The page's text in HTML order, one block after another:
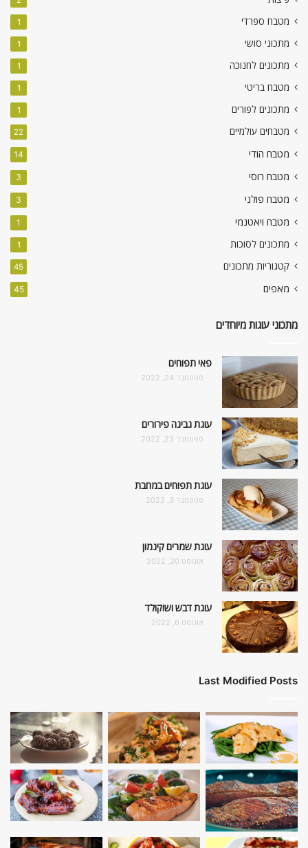
מטבח ספרדי 1
מתכוני סושי 1
מתכונים לחנוכה 1
מטבח בריטי 1
מתכונים לפורים 1
מטבחים עולמיים 22
מטבח הודי 14
מטבח רוסי 3
מטבח פולני 3
מטבח ויאטנמי 1
מתכונים לסוכות 1
קטגוריות מתכונים 45
מאפים 45
מתכוני עוגות מיוחדים
פאי תפוחים
ספטמבר 24, 2022
עוגת גבינה פירורים
ספטמבר 23, 2022
עוגת תפוחים במחבת
ספטמבר 3, 2022
עוגת שמרים קינמון
אוגוסט 20, 2022
עוגת דבש ושוקולד
אוגוסט 6, 2022
Last Modified Posts